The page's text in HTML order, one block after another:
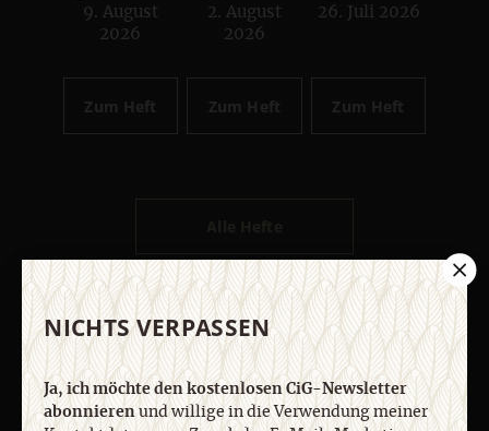
:
9. August
2026
Zum Heft
:
2. August
2026
Zum Heft
:
26. Juli 2026
Zum Heft
Abo bestellen
NICHTS VERPASSEN
Ja, ich möchte den kostenlosen CiG-Newsletter
abonnierenund willige in die Verwendung meiner